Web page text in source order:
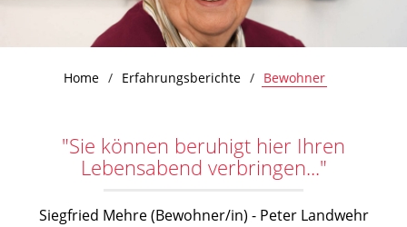
Home Erfahrungsberichte Bewohner
"Sie können beruhigt hier Ihren
Lebensabend verbringen..."
Siegfried Mehre (Bewohner/in) - Peter Landwehr